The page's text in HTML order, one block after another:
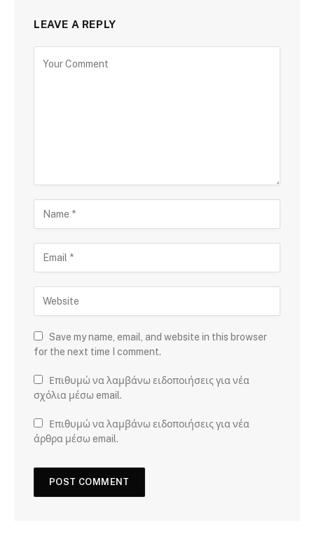
LEAVE A REPLY
Save my name, email, and website in this browser
for the next time I comment.
Επιθυμώ να λαμβάνω ειδοποιήσεις για νέα
σχόλια μέσω email.
Επιθυμώ να λαμβάνω ειδοποιήσεις για νέα
άρθρα μέσω email.